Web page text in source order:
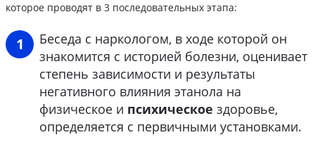
которое проводят в 3 последовательных этапа:
Беседа с наркологом, в ходе которой он
знакомится с историей болезни, оценивает
степень зависимости и результаты
негативного влияния этанола на
физическое и психическое здоровье,
определяется с первичными установками.